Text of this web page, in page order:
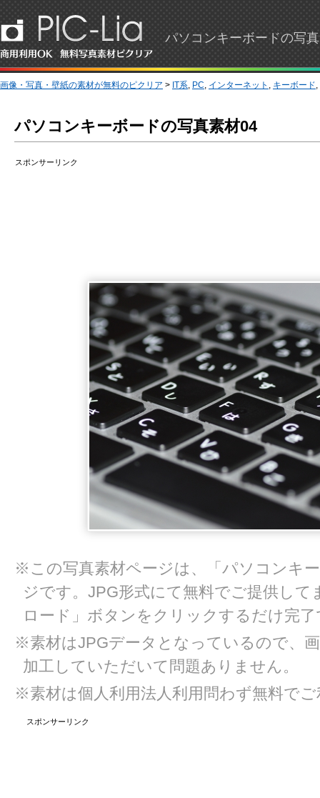
パソコンキーボードの写
画像・写真・壁紙の素材が無料のピクリア > IT系, PC, インターネット , キーボード,
パソコンキーボードの写真素材04
スポンサーリンク
※この写真素材ページは、「パソコンキ
ジです。JPG形式にて無料でご提供して
ロード」ボタンをクリックするだけ完
※素材はJPGデータとなっているので、
加工していただいて問題ありません。
※素材は個人利用法人利用問わず無料で
スポンサーリンク